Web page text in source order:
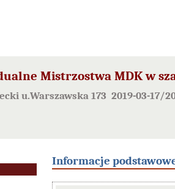
Mistrzostwa MDK w
u.Warszawska 173 2019-03-17/
Informacje